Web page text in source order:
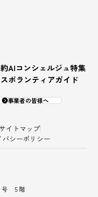
AIコンシェルジュ特集
ボランティアガイド
事業者の皆様へ
イトマップ
シーポリシー
号 ５階